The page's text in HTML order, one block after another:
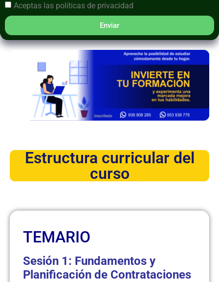
Aceptas las políticas de privacidad
Enviar
Estructura curricular del
curso
TEMARIO
Sesión 1: Fundamentos y
Planificación de Contrataciones